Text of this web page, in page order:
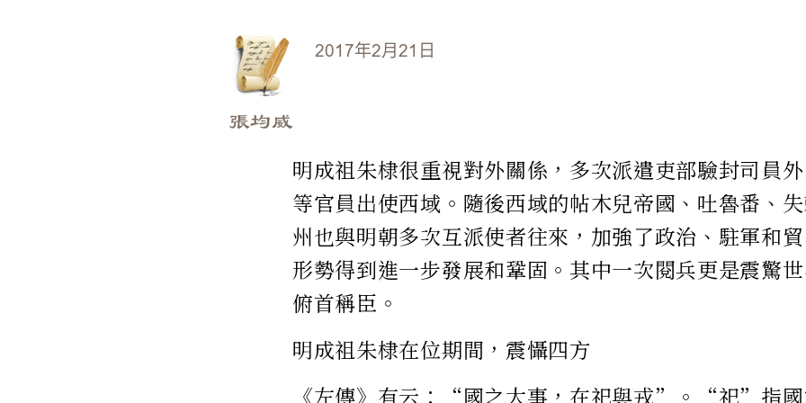
2017年2月21日
張均威
明成祖朱棣很重視對外關係，多次派遣吏部驗封司員
等官員出使西域。隨後西域的帖木兒帝國、吐魯番、
州也與明朝多次互派使者往來，加強了政治、駐軍和
形勢得到進一步發展和鞏固。其中一次閱兵更是震驚
俯首稱臣。
明成祖朱棣在位期間，震懾四方
《左傳》有云：“國之大事，在祀與戎”。“祀”指